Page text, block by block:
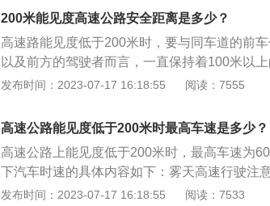
占主流的环境里，中速是普速或常速。上高速
道路情况，对车辆进行安全检查，提前研究好
告牌和配备灭火器，事先确定好行车和休息的
件许可的情况下，必须靠右让路，并开右转向
单行路、弯路、窄路、桥梁、陡坡、隧道和交
灯，车速不得超过每小时40公里，与同车道前
度小于50米时：开启雾灯、近光灯、示廓灯、
不得超过每小时20公里，并从最近的出口尽快
200米能见度高速公路安全距离是多少？
高速路能见度低于200米时，要与同车道的前
以及前方的驾驶者而言，一直保持着100米以
外，驾驶者如果能见度小于200米，那么对于
于200米时开启雾灯、近光灯、示廓灯和前后
里，与同车道前车保持100米以上的距离；能
灯、示廓灯、前后位灯和危险报警闪光灯，车
道前车保持50米以上的距离；能见度小于50米
前后位灯和危险报警闪光灯，车速不得超过每
发布时间：2023-07-17 16:18:55 阅读：7555
高速公路能见度低于200米时最高车速是多少？
高速公路上能见度低于200米时，最高车速为
下汽车时速的具体内容如下：雾天高速行驶注
车灯的正确使用是确保雾天行车安全的一个重
发布时间：2023-07-17 16:18:55 阅读：7533